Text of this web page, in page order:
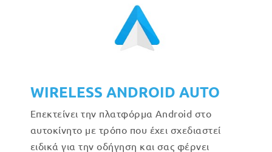
WIRELESS ANDROID AUTO
Επεκτείνει την πλατφόρμα Android στο
αυτοκίνητο με τρόπο που έχει σχεδιαστεί
ειδικά για την οδήγηση και σας φέρνει